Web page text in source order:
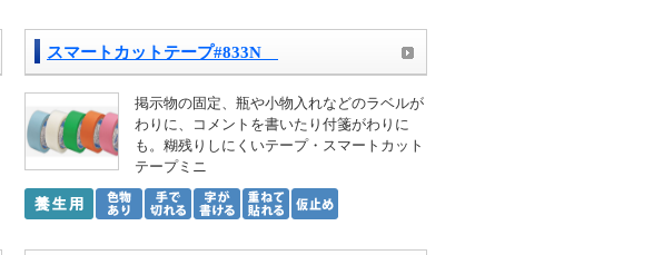
スマートカットテープ#833N
掲示物の固定、瓶や小物入れなどのラベルが
わりに、コメントを書いたり付箋がわりに
も。糊残りしにくいテープ・スマートカット
テープミニ